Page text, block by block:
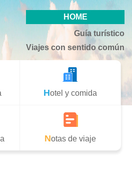
HOME
Guía turístico
Viajes con sentido común
Hotel y comida
Notas de viaje